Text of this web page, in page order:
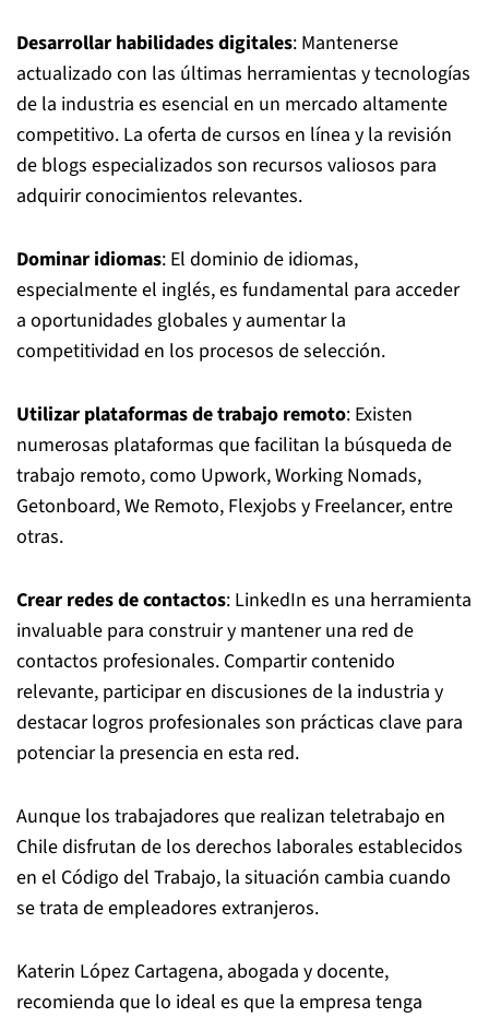
Desarrollar habilidades digitales: Mantenerse
actualizado con las últimas herramientas y tecnologías
de la industria es esencial en un mercado altamente
competitivo. La oferta de cursos en línea y la revisión
de blogs especializados son recursos valiosos para
adquirir conocimientos relevantes.
Dominar idiomas: El dominio de idiomas,
especialmente el inglés, es fundamental para acceder
a oportunidades globales y aumentar la
competitividad en los procesos de selección.
Utilizar plataformas de trabajo remoto: Existen
numerosas plataformas que facilitan la búsqueda de
trabajo remoto, como Upwork, Working Nomads,
Getonboard, We Remoto, Flexjobs y Freelancer, entre
otras.
Crear redes de contactos: LinkedIn es una herramienta
invaluable para construir y mantener una red de
contactos profesionales. Compartir contenido
relevante, participar en discusiones de la industria y
destacar logros profesionales son prácticas clave para
potenciar la presencia en esta red.
Aunque los trabajadores que realizan teletrabajo en
Chile disfrutan de los derechos laborales establecidos
en el Código del Trabajo, la situación cambia cuando
se trata de empleadores extranjeros.
Katerin López Cartagena, abogada y docente,
recomienda que lo ideal es que la empresa tenga